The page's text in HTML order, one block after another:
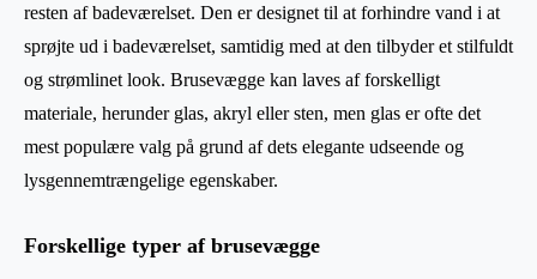
resten af badeværelset. Den er designet til at forhindre vand i at
sprøjte ud i badeværelset, samtidig med at den tilbyder et stilfuldt
og strømlinet look. Brusevægge kan laves af forskelligt
materiale, herunder glas, akryl eller sten, men glas er ofte det
mest populære valg på grund af dets elegante udseende og
lysgennemtrængelige egenskaber.
Forskellige typer af brusevægge